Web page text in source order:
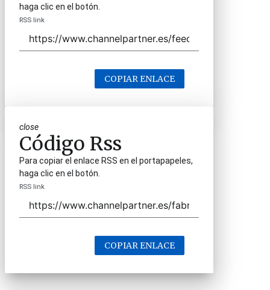
haga clic en el botón.
RSS link
COPIAR ENLACE
close
Código Rss
Para copiar el enlace RSS en el portapapeles,
haga clic en el botón.
RSS link
COPIAR ENLACE